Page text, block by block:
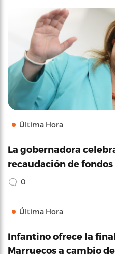
Última Hora
La gobernadora
recaudación de
0
Última Hora
Infantino ofrece la
Marruecos a cambio